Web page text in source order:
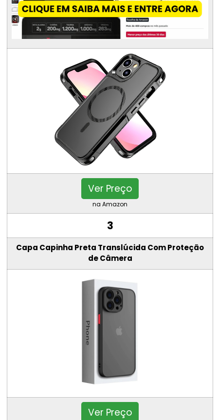
Ver Preço
na Amazon
3
Capa Capinha Preta Translúcida Com Proteção
de Câmera
Ver Preço